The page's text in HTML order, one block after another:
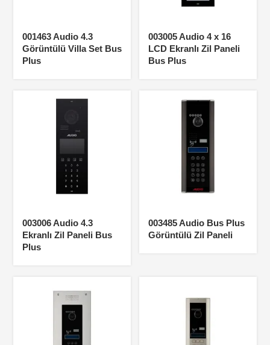
001463 Audio 4.3
Görüntülü Villa Set Bus
Plus
003005 Audio 4 x 16
LCD Ekranlı Zil Paneli
Bus Plus
003006 Audio 4.3
Ekranlı Zil Paneli Bus
Plus
003485 Audio Bus Plus
Görüntülü Zil Paneli